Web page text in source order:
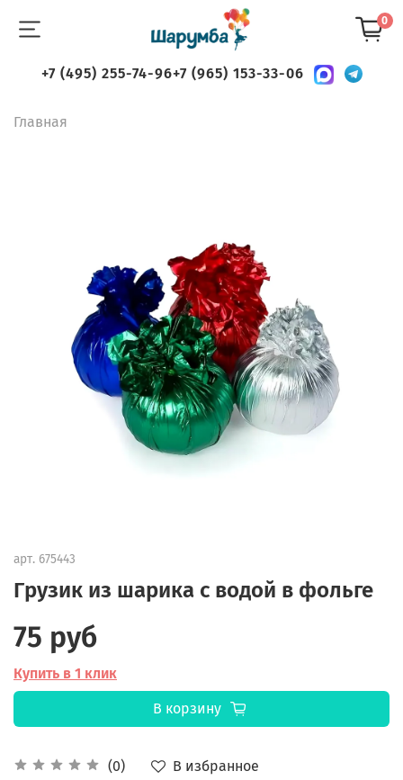
0
+7 (495) 255-74-96+7 (965) 153-33-06
Главная
арт. 675443
Грузик из шарика с водой в фольге
(0)
В избранное
75 руб
Купить в 1 клик
В корзину